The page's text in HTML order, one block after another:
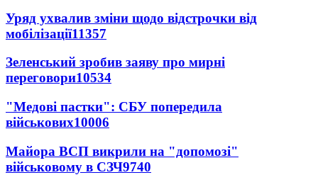
Уряд ухвалив зміни щодо відстрочки від
мобілізації11357
Зеленський зробив заяву про мирні
переговори10534
"Медові пастки": СБУ попередила
військових10006
Майора ВСП викрили на "допомозі"
військовому в СЗЧ9740